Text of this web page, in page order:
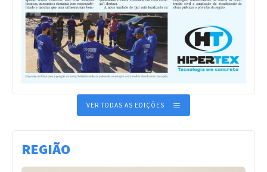
VER TODAS AS EDIÇÕES
REGIÃO